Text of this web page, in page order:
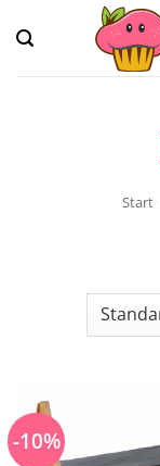
Inhalt
springen
Start
-10%